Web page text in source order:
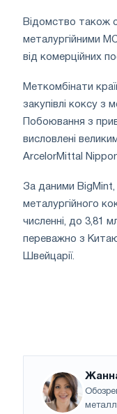
Відомство також
металургійними
від комерційних
Меткомбінати
закупівлі коксу з
Побоювання з
висловлені
ArcelorMittal
За даними BigMint,
металургійного
численні, до 3,81
переважно з Китаю,
Швейцарії.